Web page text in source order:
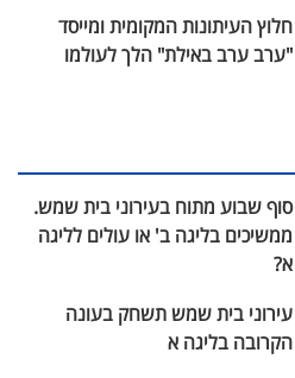
חלוץ העיתונות המקומית ומייסד
"ערב ערב באילת" הלך לעולמו
סוף שבוע מתוח בעירוני בית שמש.
ממשיכים בליגה ב' או עולים לליגה
א?
עירוני בית שמש תשחק בעונה
הקרובה בליגה א